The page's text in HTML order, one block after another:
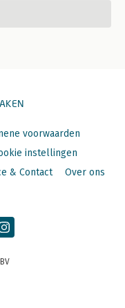
voorwaarden
instellingen
& Contact Over ons